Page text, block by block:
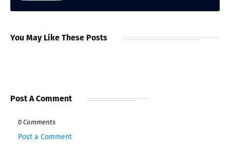
You May Like These Posts
Post A Comment
0 Comments
Post a Comment